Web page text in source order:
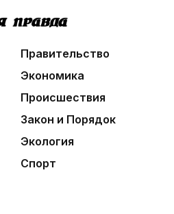
Правительство
Экономика
Происшествия
Закон и Порядок
Экология
Спорт